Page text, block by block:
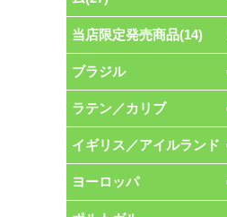
当店限定発売商品(14)
ブラジル
ラテン／カリブ
イギリス／アイルランド
ヨーロッパ